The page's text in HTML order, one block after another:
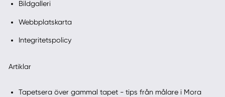
Bildgalleri
Webbplatskarta
Integritetspolicy
Artiklar
Tapetsera över gammal tapet - tips från målare i Mora